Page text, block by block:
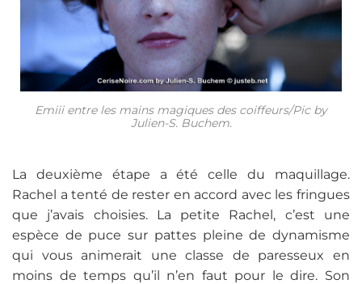
Emiii entre les mains magiques des coiffeurs/Pic by
Julien-S. Buchem.
La deuxième étape a été celle du maquillage.
Rachel a tenté de rester en accord avec les fringues
que j’avais choisies. La petite Rachel, c’est une
espèce de puce sur pattes pleine de dynamisme
qui vous animerait une classe de paresseux en
moins de temps qu’il n’en faut pour le dire. Son